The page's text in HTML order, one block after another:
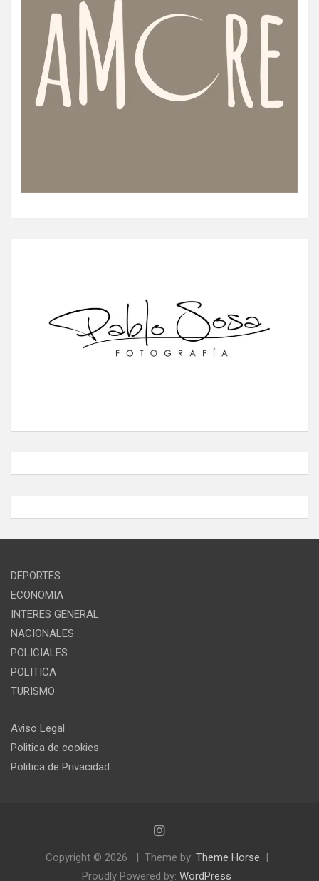
DEPORTES
ECONOMIA
INTERES GENERAL
NACIONALES
POLICIALES
POLITICA
TURISMO
Aviso Legal
Politica de cookies
Politica de Privacidad
Copyright © 2026 Theme by: Theme Horse
Proudly Powered by: WordPress